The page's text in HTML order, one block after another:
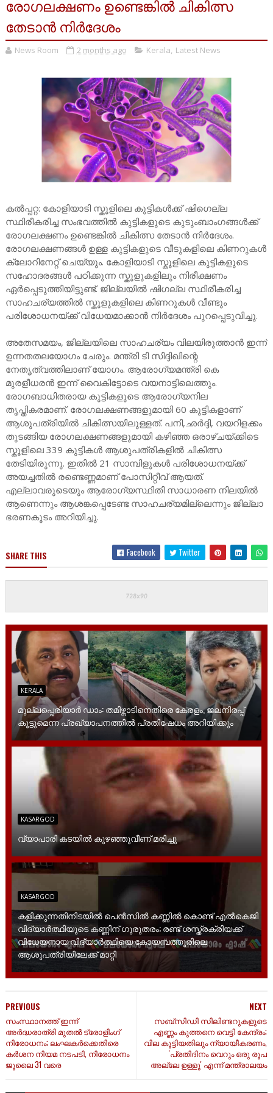
രോഗലക്ഷണം ഉണ്ടെങ്കിൽ ചികിത്സ
തേടാൻ നിർദേശം
News Room 2 months ago Kerala, Latest News
കൽപ്പറ്റ: കോളിയാടി സ്കൂളിലെ കുട്ടികൾക്ക് ഷിഗെല്ല
സ്ഥിരീകരിച്ച സംഭവത്തിൽ കുട്ടികളുടെ കുടുംബാംഗങ്ങൾക്ക്
രോഗലക്ഷണം ഉണ്ടെങ്കിൽ ചികിത്സ തേടാൻ നിർദേശം.
രോഗലക്ഷണങ്ങൾ ഉള്ള കുട്ടികളുടെ വീടുകളിലെ കിണറുകൾ
ക്ലോറിനേറ്റ് ചെയ്യും. കോളിയാടി സ്കൂളിലെ കുട്ടികളുടെ
സഹോദരങ്ങൾ പഠിക്കുന്ന സ്കൂളുകളിലും നിരീക്ഷണം
ഏർപ്പെടുത്തിയിട്ടുണ്ട്. ജില്ലയിൽ ഷിഗല്ല സ്ഥിരീകരിച്ച
സാഹചര്യത്തിൽ സ്കൂളുകളിലെ കിണറുകൾ വീണ്ടും
പരിശോധനയ്ക്ക് വിധേയമാക്കാൻ നിർദേശം പുറപ്പെടുവിച്ചു.
അതേസമയം, ജില്ലയിലെ സാഹചര്യം വിലയിരുത്താൻ ഇന്ന്
ഉന്നതതലയോഗം ചേരും. മന്ത്രി ടി സിദ്ദിഖിന്റെ
നേതൃത്വത്തിലാണ് യോഗം. ആരോഗ്യമന്ത്രി കെ
മുരളീധരൻ ഇന്ന് വൈകിട്ടോടെ വയനാട്ടിലെത്തും.
രോഗബാധിതരായ കുട്ടികളുടെ ആരോഗ്യനില
തൃപ്തികരമാണ്. രോഗലക്ഷണങ്ങളുമായി 60 കുട്ടികളാണ്
ആശുപത്രിയിൽ ചികിത്സയിലുള്ളത്. പനി,ഛർദ്ദി, വയറിളക്കം
തുടങ്ങിയ രോഗലക്ഷണങ്ങളുമായി കഴിഞ്ഞ ഒരാഴ്ചയ്ക്കിടെ
സ്കൂളിലെ 339 കുട്ടികൾ ആശുപത്രികളിൽ ചികിത്സ
തേടിയിരുന്നു. ഇതിൽ 21 സാമ്പിളുകൾ പരിശോധനയ്ക്ക്
അയച്ചതിൽ രണ്ടെണ്ണമാണ് പോസിറ്റീവ് ആയത്.
എല്ലാവരുടെയും ആരോഗ്യസ്ഥിതി സാധാരണ നിലയിൽ
ആണെന്നും ആശങ്കപ്പെടേണ്ട സാഹചര്യമില്ലെന്നും ജില്ലാ
ഭരണകൂടം അറിയിച്ചു.
SHARE THIS Facebook Twitter
KERALA
മുല്ലപ്പെരിയാർ ഡാം: തമിഴ്നാടിനെതിരെ കേരളം, ജലനിരപ്പ്
കൂട്ടുമെന്ന പ്രഖ്യാപനത്തിൽ പ്രതിഷേധം അറിയിക്കും
KASARGOD
വ്യാപാരി കടയിൽ കുഴഞ്ഞുവീണ് മരിച്ചു
KASARGOD
കളിക്കുന്നതിനിടയിൽ പെൻസിൽ കണ്ണിൽ കൊണ്ട് എൽകെജി
വിദ്യാർത്ഥിയുടെ കണ്ണിന് ഗുരുതരം; രണ്ട് ശസ്ത്രക്രിയക്ക്
വിധേയനായ വിദ്യാർത്ഥിയെ കോയമ്പത്തൂരിലെ
ആശുപത്രിയിലേക്ക് മാറ്റി
NEXT
സബ്‌സിഡി സിലിണ്ടറുകളുടെ
എണ്ണം കുത്തനെ വെട്ടി കേന്ദ്രം;
വില കൂട്ടിയതിലും ന്യായീകരണം,
'പ്രതിദിനം വെറും ഒരു രൂപ
അല്ലേ ഉള്ളൂ' എന്ന് മന്ത്രാലയം
PREVIOUS
സംസ്ഥാനത്ത് ഇന്ന്
അർദ്ധരാത്രി മുതൽ ട്രോളിംഗ്
നിരോധനം; ലംഘകർക്കെതിരെ
കർശന നിയമ നടപടി, നിരോധനം
ജൂലൈ 31 വരെ